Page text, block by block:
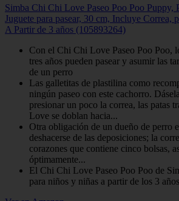
Simba Chi Chi Love Paseo Poo Poo Puppy,
Juguete para pasear, 30 cm, Incluye Correa,
A Partir de 3 años (105893264)
Con el Chi Chi Love Paseo Poo Poo,
tres años pueden pasear y asumir las
de un perro
Las galletitas de plastilina como
ningún paseo con este cachorro.
presionar un poco la correa, las patas
Love se doblan hacia...
Otra obligación de un dueño de perro
deshacerse de las deposiciones; la
corazones que contiene cinco bolsas,
óptimamente...
El Chi Chi Love Paseo Poo Poo de
para niños y niñas a partir de los 3 años